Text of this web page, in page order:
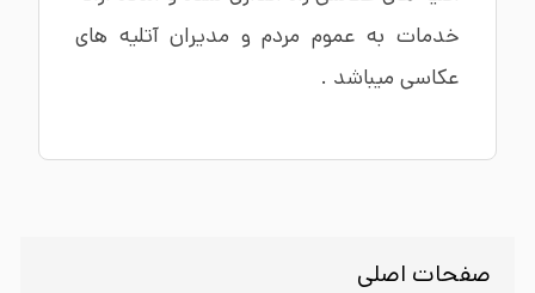
خدمات به عموم مردم و مدیران آتلیه های
عکاسی میباشد .
صفحات اصلی